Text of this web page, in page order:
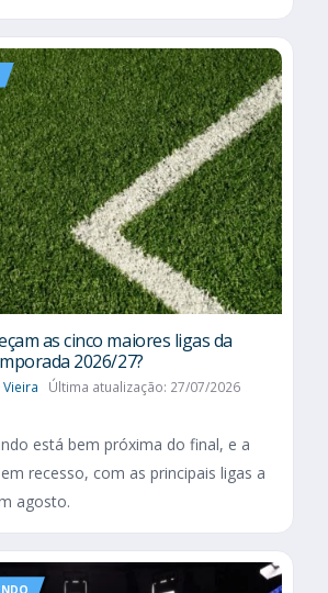
as cinco maiores ligas da
2026/27?
Última atualização: 27/07/2026
está bem próxima do final, e a
recesso, com as principais ligas a
agosto.